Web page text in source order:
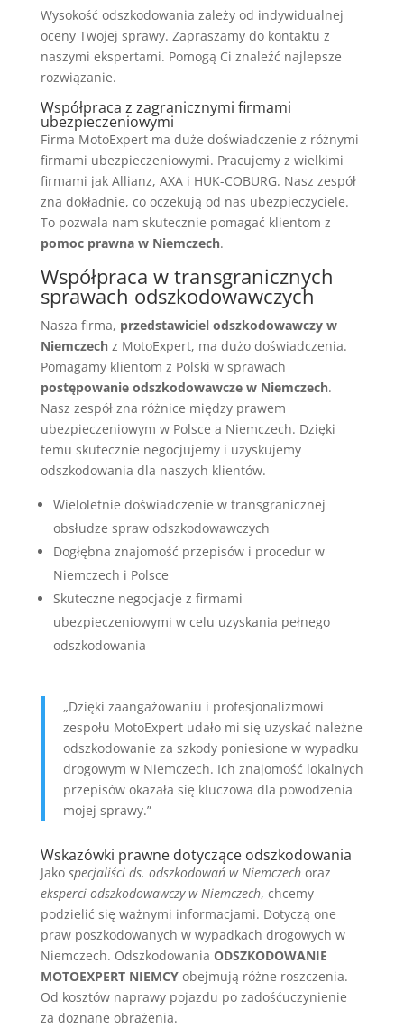
Wysokość odszkodowania zależy od indywidualnej
oceny Twojej sprawy. Zapraszamy do kontaktu z
naszymi ekspertami. Pomogą Ci znaleźć najlepsze
rozwiązanie.
Współpraca z zagranicznymi firmami
ubezpieczeniowymi
Firma MotoExpert ma duże doświadczenie z różnymi
firmami ubezpieczeniowymi. Pracujemy z wielkimi
firmami jak Allianz, AXA i HUK-COBURG. Nasz zespół
zna dokładnie, co oczekują od nas ubezpieczyciele.
To pozwala nam skutecznie pomagać klientom z
pomoc prawna w Niemczech.
Współpraca w transgranicznych
sprawach odszkodowawczych
Nasza firma, przedstawiciel odszkodowawczy w
Niemczechz MotoExpert, ma dużo doświadczenia.
Pomagamy klientom z Polski w sprawach
postępowanie odszkodowawcze w Niemczech.
Nasz zespół zna różnice między prawem
ubezpieczeniowym w Polsce a Niemczech. Dzięki
temu skutecznie negocjujemy i uzyskujemy
odszkodowania dla naszych klientów.
Wieloletnie doświadczenie w transgranicznej
obsłudze spraw odszkodowawczych
Dogłębna znajomość przepisów i procedur w
Niemczech i Polsce
Skuteczne negocjacje z firmami
ubezpieczeniowymi w celu uzyskania pełnego
odszkodowania
„Dzięki zaangażowaniu i profesjonalizmowi
zespołu MotoExpert udało mi się uzyskać należne
odszkodowanie za szkody poniesione w wypadku
drogowym w Niemczech. Ich znajomość lokalnych
przepisów okazała się kluczowa dla powodzenia
mojej sprawy.”
Wskazówki prawne dotyczące odszkodowania
Jako specjaliści ds. odszkodowań w Niemczechoraz
eksperci odszkodowawczy w Niemczech, chcemy
podzielić się ważnymi informacjami. Dotyczą one
praw poszkodowanych w wypadkach drogowych w
Niemczech. Odszkodowania ODSZKODOWANIE
MOTOEXPERT NIEMCYobejmują różne roszczenia.
Od kosztów naprawy pojazdu po zadośćuczynienie
za doznane obrażenia.